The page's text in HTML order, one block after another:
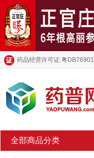
药品经营许可证:粤
全部商品分类